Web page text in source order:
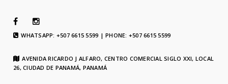
WHATSAPP: +507 6615 5599 | PHONE: +507 6615 5599
AVENIDA RICARDO J ALFARO, CENTRO COMERCIAL SIGLO XXI, LOCAL
26, CIUDAD DE PANAMÁ, PANAMÁ